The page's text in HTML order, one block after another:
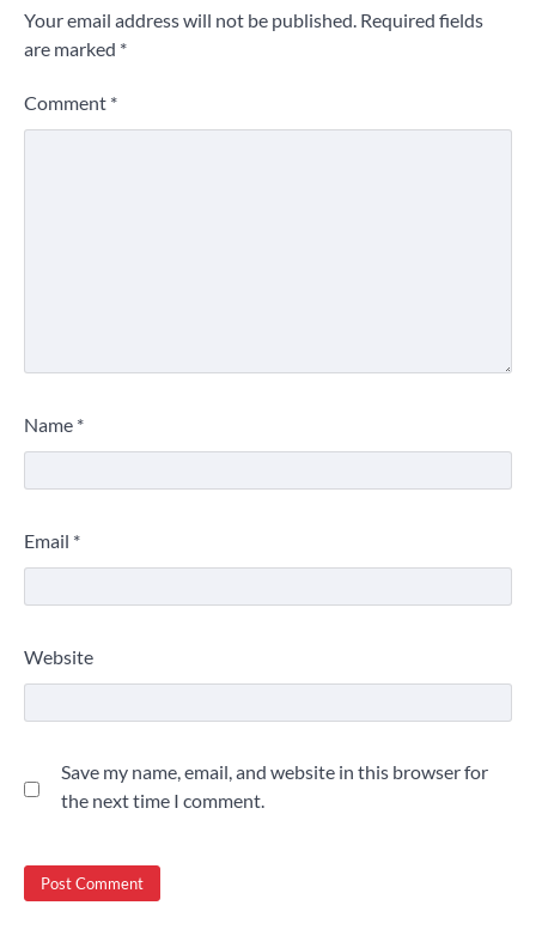
Your email address will not be published. Required fields
are marked *
Comment *
Name *
Email *
Website
Save my name, email, and website in this browser for
the next time I comment.